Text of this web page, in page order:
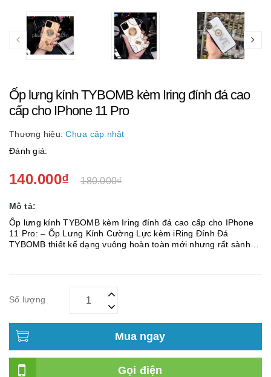
Ốp lưng kính TYBOMB kèm Iring đính đá cao
cấp cho IPhone 11 Pro
Thương hiệu: Chưa cập nhật
Đánh giá:
140.000₫ 180.000₫
Mô tả:
Ốp lưng kính TYBOMB kèm Iring đính đá cao cấp cho IPhone
11 Pro: – Ốp Lưng Kính Cường Lực kèm iRing Đính Đá
TYBOMB thiết kế dạng vuông hoàn toàn mới nhưng rất sành
Số lượng
Mua ngay
Gọi điện